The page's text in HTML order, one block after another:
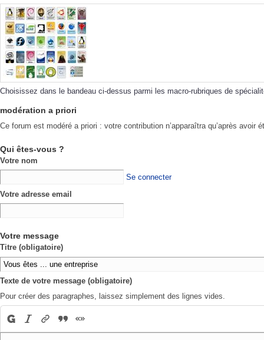
Choisissez dans le bandeau ci-dessus parmi les macro-rubriques de
modération a priori
Ce forum est modéré a priori : votre contribution n’apparaîtra qu’après avoir
Qui êtes-vous ?
Votre nom
Se connecter
Votre adresse email
Votre message
Titre (obligatoire)
Texte de votre message (obligatoire)
Pour créer des paragraphes, laissez simplement des lignes vides.